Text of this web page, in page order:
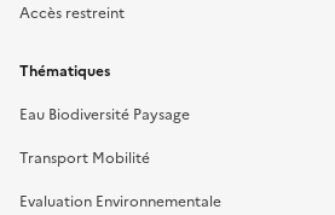
Accès restreint
Thématiques
Eau Biodiversité Paysage
Transport Mobilité
Evaluation Environnementale